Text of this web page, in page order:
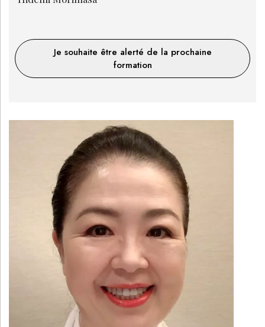
Je souhaite être alerté de la prochaine
formation